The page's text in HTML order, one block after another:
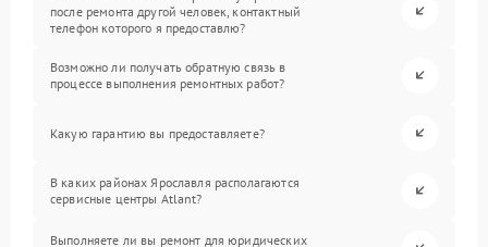
после ремонта другой человек, контактный
телефон которого я предоставлю?
Возможно ли получать обратную связь в
процессе выполнения ремонтных работ?
Какую гарантию вы предоставляете?
В каких районах Ярославля располагаются
сервисные центры Atlant?
Выполняете ли вы ремонт для юридических